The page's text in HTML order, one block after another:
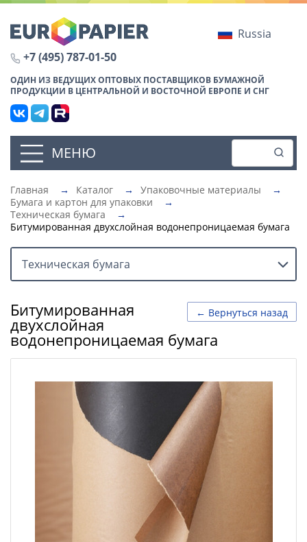
Russia
+7 (495) 787-01-50
ОДИН ИЗ ВЕДУЩИХ ОПТОВЫХ ПОСТАВЩИКОВ БУМАЖНОЙ
ПРОДУКЦИИ В ЦЕНТРАЛЬНОЙ И ВОСТОЧНОЙ ЕВРОПЕ И СНГ
МЕНЮ
Главная → Каталог → Упаковочные материалы
→
Бумага и картон для упаковки
→
Техническая бумага
→
Битумированная двухслойная водонепроницаемая бумага
Техническая бумага
← Вернуться назад
Битумированная
двухслойная
водонепроницаемая бумага